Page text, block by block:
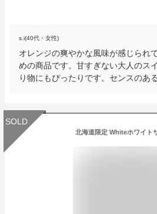
s.i(40代・女性)
オレンジの爽やかな風味が感じられ
めの商品です。甘すぎない大人のス
り物にもぴったりです。センスのあ
SOLD
北海道限定 Whiteホワイト